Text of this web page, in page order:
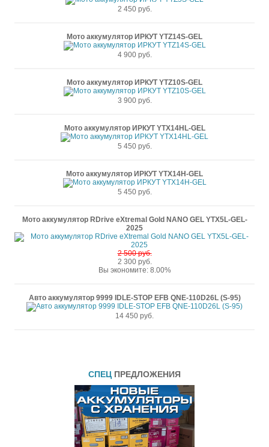
СПЕЦ ПРЕДЛОЖЕНИЯ
2 450 руб.
Мото аккумулятор ИРКУТ YTZ14S-GEL
4 900 руб.
Мото аккумулятор ИРКУТ YTZ10S-GEL
3 900 руб.
Мото аккумулятор ИРКУТ YTX14HL-GEL
5 450 руб.
Мото аккумулятор ИРКУТ YTX14H-GEL
5 450 руб.
Мото аккумулятор RDrive eXtremal Gold NANO GEL YTX5L-GEL-
2025
2 500 руб.
2 300 руб.
Вы экономите: 8.00%
Авто аккумулятор 9999 IDLE-STOP EFB QNE-110D26L (S-95)
14 450 руб.